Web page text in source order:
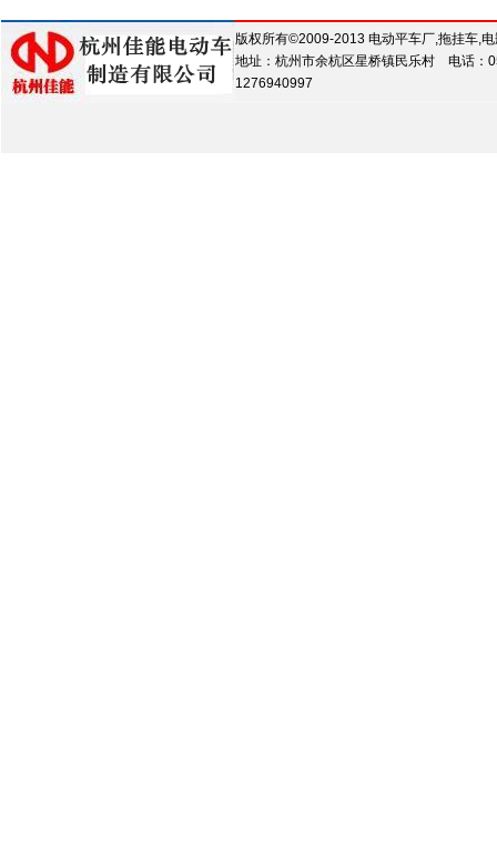
版权所有©2009-2013 电动平车厂,拖挂车,
地址：杭州市余杭区星桥镇民乐村 电话
1276940997